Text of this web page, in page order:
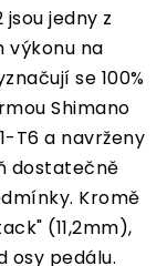
jsou jedny z
výkonu na
se 100%
Shimano
T6 a navrženy
dostatečně
Kromě
(11,2mm),
osy pedálu.